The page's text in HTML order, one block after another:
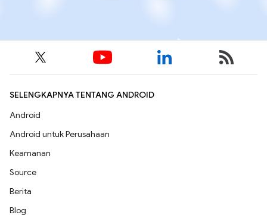
SELENGKAPNYA TENTANG ANDROID
Android
Android untuk Perusahaan
Keamanan
Source
Berita
Blog